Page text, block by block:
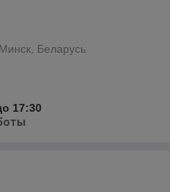
Беларусь
17:30